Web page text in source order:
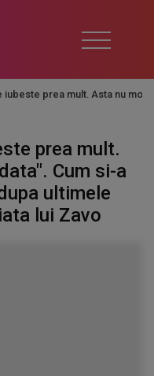
iubeste prea mult. Asta nu
prea mult.
Cum si-a
ultimele
lui Zavo